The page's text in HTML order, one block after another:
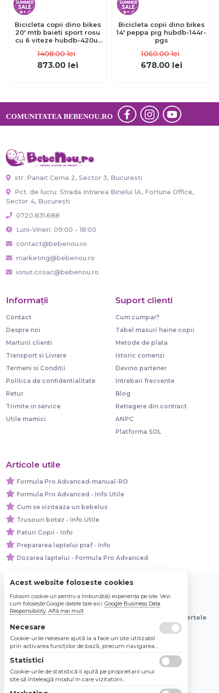
Bicicleta copii dino bikes
20' mtb baieti sport rosu
cu 6 viteze hubdb-420u-
1408.00 lei
873.00 lei
Bicicleta copii dino bikes
14' peppa pig hubdb-144r-
pgs
1060.00 lei
678.00 lei
COMUNITATEA BEBENOU.RO
str. Panait Cerna 2, Sector 3, Bucuresti
Pct. de lucru: Strada Intrarea Binelui 1A, Fortuna Office,
Sector 4, București
0720.831.688
Luni-Vineri: 09:00 - 18:00
contact@bebenou.ro
marketing@bebenou.ro
ionut.cosac@bebenou.ro
Informaţii
Contact
Despre noi
Marturii clienti
Transport si Livrare
Termeni si Conditii
Politica de confidentialitate
Retur
Trimite in service
Utile mamici
Suport clienti
Cum cumpar?
Tabel masuri haine copii
Metode de plata
Istoric comenzi
Devino partener
Intrebari frecvente
Blog
Retragere din contract
ANPC
Platforma SOL
Articole utile
Formula Pro Advanced-manual-RO
Formula Pro Advanced - Info Utile
Cum se viziteaza un bebelus
Trusouri botez - Info Utile
Paturi Copii - Info
Prepararea laptelui praf - Info
Dozarea laptelui - Formula Pro Advanced
© 2026 Bebe Nou Online Store SRL
Toate preturile sunt exprimate in lei si includ tva. Ofertele
sunt valabile in limita stocului disponibil.
Acest website foloseste cookies
Folosim cookie-uri pentru a îmbunătăți experiența pe site. Vezi
cum folosește Google datele tale aici: Google Business Data
Responsibility. Află mai mult
Necesare
Cookie-urile necesare ajută la a face un site utilizabil
prin activarea funcţiilor de bază, precum navigarea
Site-ul nu poate funcţiona corespunzător fără aceste
cookie-uri.
Statistici
Cookie-urile de statistică îi ajută pe proprietarii unui
site să înţeleagă modul în care vizitatorii